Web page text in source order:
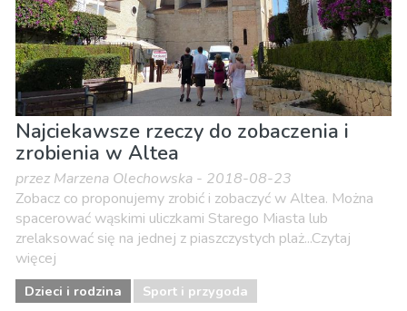
Najciekawsze rzeczy do zobaczenia i
zrobienia w Altea
przez Marzena Olechowska - 2018-08-23
Zobacz co proponujemy zrobić i zobaczyć w Altea. Można
spacerować wąskimi uliczkami Starego Miasta lub
zrelaksować się na jednej z piaszczystych plaż...Czytaj
więcej
Dzieci i rodzina Sport i przygoda